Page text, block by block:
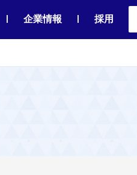
| 企業情報 | 採用